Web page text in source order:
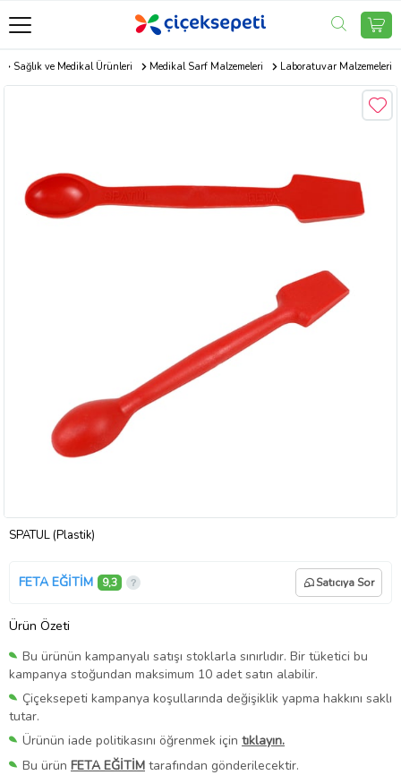
Sağlık ve Medikal Ürünleri Medikal Sarf Malzemeleri Laboratuvar Malzemeleri
SPATÜL (Plastik)
FETA EĞİTİM 9,3 Satıcıya Sor
Ürün Özeti
Bu ürünün kampanyalı satışı stoklarla sınırlıdır. Bir tüketici bu
kampanya stoğundan maksimum 10 adet satın alabilir.
Çiçeksepeti kampanya koşullarında değişiklik yapma hakkını saklı
tutar.
Ürünün iade politikasını öğrenmek için tıklayın.
Bu ürün FETA EĞİTİM tarafından gönderilecektir.